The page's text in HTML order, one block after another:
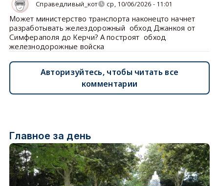
Справедливый_кот ср, 10/06/2026 - 11:01
Может министерство транспорта наконецто начнет
разработывать желездорожный обход Джанкоя от
Симфераполя до Керчи? А построят обход
железнодорожные войска
Авторизуйтесь, чтобы читать все
комментарии
Главное за день